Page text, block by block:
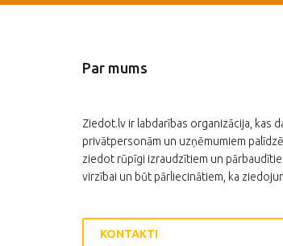
Par mums
Ziedot.lv ir labdarības organizācija, kas
privātpersonām un uzņēmumiem
ziedot rūpīgi izraudzītiem un
virzībai un būt pārliecinātiem, ka
KONTAKTI